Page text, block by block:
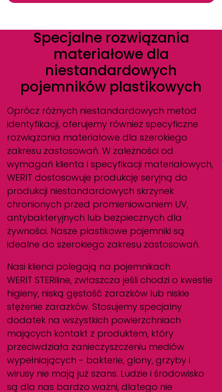
Specjalne rozwiązania
materiałowe dla
niestandardowych
pojemników plastikowych
Oprócz różnych niestandardowych metod
identyfikacji, oferujemy również specyficzne
rozwiązania materiałowe dla szerokiego
zakresu zastosowań. W zależności od
wymagań klienta i specyfikacji materiałowych,
WERIT dostosowuje produkcję seryjną do
produkcji niestandardowych skrzynek
chronionych przed promieniowaniem UV,
antybakteryjnych lub bezpiecznych dla
żywności. Nasze plastikowe pojemniki są
idealne do szerokiego zakresu zastosowań.
Nasi klienci polegają na pojemnikach
WERIT STERiline, zwłaszcza jeśli chodzi o kwestie
higieny, niską gęstość zarazków lub niskie
stężenie zarazków. Stosujemy specjalny
dodatek na wszystkich powierzchniach
mających kontakt z produktem, który
przeciwdziała zanieczyszczeniu mediów
wypełniających - bakterie, glony, grzyby i
wirusy nie mają już szans. Ludzie i środowisko
są dla nas bardzo ważni, dlatego nie